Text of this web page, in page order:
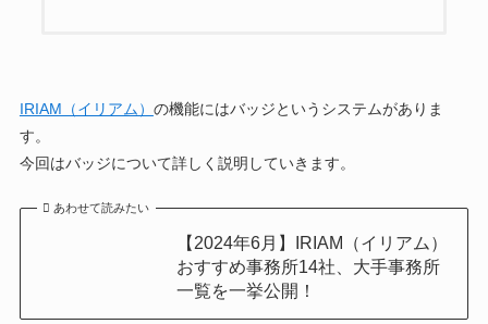
IRIAM（イリアム） の機能にはバッジというシステムがありま
す。
今回はバッジについて詳しく説明していきます。
あわせて読みたい
【2024年6月】IRIAM（イリアム）
おすすめ事務所14社、大手事務所
一覧を一挙公開！